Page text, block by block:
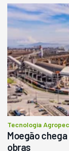
Usado
Pá
Ano 1987
R$
Tecnologia
Moegão
obras